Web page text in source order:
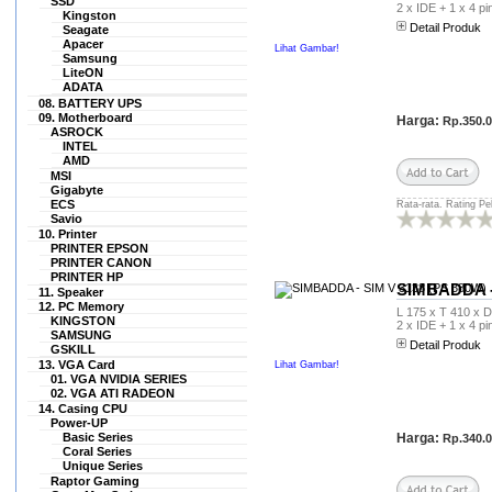
dan bisa berbelanja di
hexacom.co.id lagi.. Aamiin..
In Shaa Allah.. Produk yang
Saya pesan: - 1 LAPTOP DELL
LATITUDE E5410 LAYAR 14\"
CORE i5 SANGAT MULUS
LIKE NEW WINDOWS 7
ORIGINAL</FONT
Rp.2.995.000 No pembelian..:
INV/2015/09/74614413 Sekali
lagi terima kasih
hexacom.co.id Salam sukses
selalu.. Top Seller and
Recomendec bangett deh
pokoknya.. .
pilar mas
(as.cak******@gmail.com)
saya beli 2 unit Laptop dan
saya kirim ke luar kota
(reseller)user saya di luarkota
sangat puas dengan kondisi
laptop yang saya kirim, Tq
hexacom
ABDUL GHOFAR
(ghofarma****@yahoo.co.id)
Seminggu kemarin saya beli
Kingston
Seagate
Apacer
Samsung
LiteON
ADATA
08. BATTERY UPS
09. Motherboard
ASROCK
INTEL
AMD
MSI
Gigabyte
ECS
Savio
10. Printer
PRINTER EPSON
PRINTER CANON
PRINTER HP
11. Speaker
12. PC Memory
KINGSTON
SAMSUNG
GSKILL
13. VGA Card
01. VGA NVIDIA SERIES
02. VGA ATI RADEON
14. Casing CPU
Power-UP
Basic Series
Coral Series
Unique Series
Raptor Gaming
Lihat Gambar!
2 x IDE + 1 x 4
Detail Produk
Harga:
Rata-rata. Rating
Lihat Gambar!
SIMBADDA
L 175 x T 410 x
2 x IDE + 1 x 4
Detail Produk
Harga: